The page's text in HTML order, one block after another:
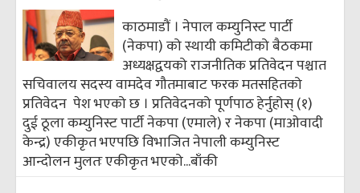
काठमाडौं । नेपाल कम्युनिस्ट पार्टी
(नेकपा) को स्थायी कमिटीको बैठकमा
अध्यक्षद्वयको राजनीतिक प्रतिवेदन पश्चात
सचिवालय सदस्य वामदेव गौतमाबाट फरक मतसहितको
प्रतिवेदन पेश भएको छ । प्रतिवेदनको पूर्णपाठ हेर्नुहोस् (१)
दुई ठूला कम्युनिस्ट पार्टी नेकपा (एमाले) र नेकपा (माओवादी
केन्द्र) एकीकृत भएपछि विभाजित नेपाली कम्युनिस्ट
आन्दोलन मुलतः एकीकृत भएको...बाँकी